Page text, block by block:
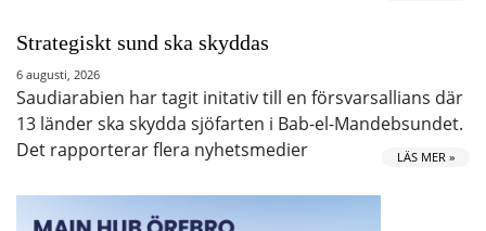
Strategiskt sund ska skyddas
6 augusti, 2026
Saudiarabien har tagit initativ till en försvarsallians där
13 länder ska skydda sjöfarten i Bab-el-Mandebsundet.
Det rapporterar flera nyhetsmedier
LÄS MER »